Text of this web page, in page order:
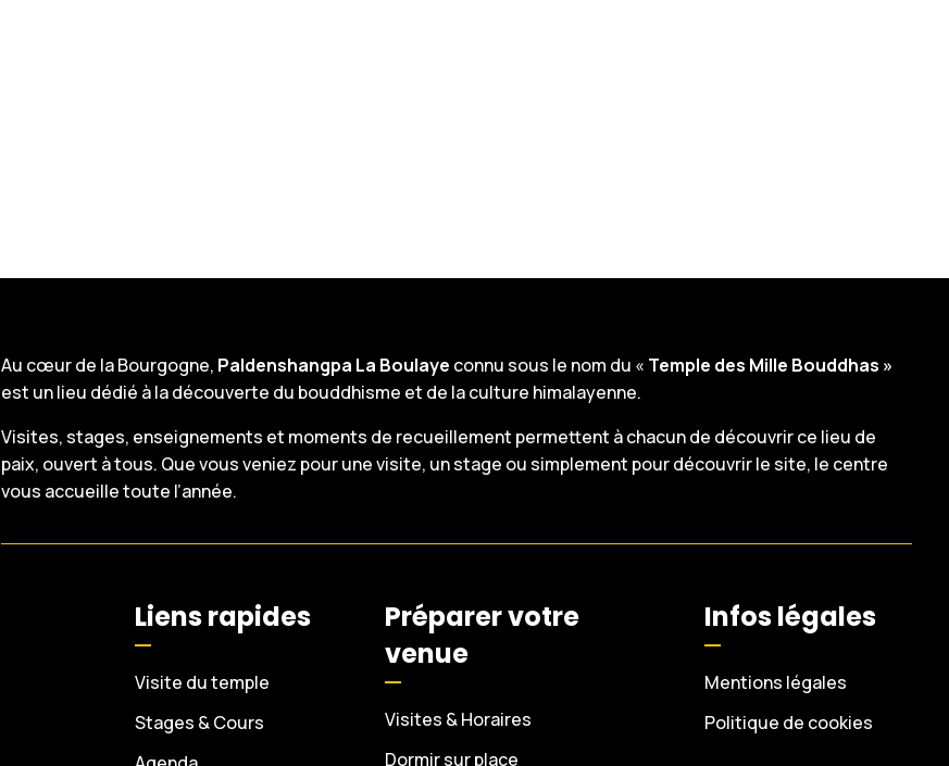
Au cœur de la Bourgogne, Paldenshangpa La Boulaye connu sous le nom du « Temple des Mille Bouddhas »
est un lieu dédié à la découverte du bouddhisme et de la culture himalayenne.
Visites, stages, enseignements et moments de recueillement permettent à chacun de découvrir ce lieu de
paix, ouvert à tous. Que vous veniez pour une visite, un stage ou simplement pour découvrir le site, le centre
vous accueille toute l’année.
Liens rapides
Visite du temple
Stages & Cours
Préparer votre
venue
Visites & Horaires
Dormir sur place
Infos légales
Mentions légales
Politique de cookies